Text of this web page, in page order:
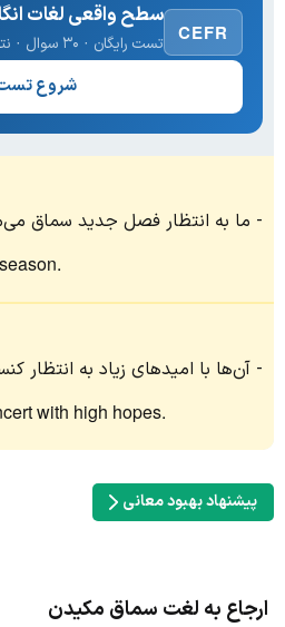
CEFR
سطح واقعی لغات
تست رایگان · ۳۰ سوال · نتیجه فوری
شروع
ما به انتظار فصل جدید سماق
آن‌ها با امیدهای زیاد به انتظار
with high hopes.
پیشنهاد بهبود معانی
ارجاع به لغت سماق مکیدن